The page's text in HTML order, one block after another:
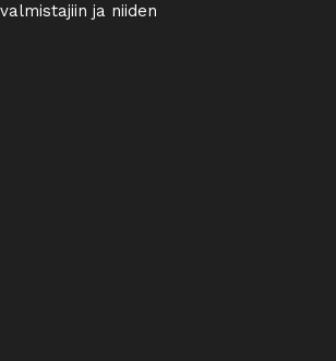
ja niiden